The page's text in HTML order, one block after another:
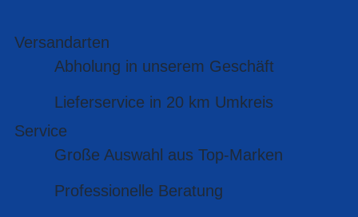
Versandarten
Abholung in unserem Geschäft
Lieferservice in 20 km Umkreis
Service
Große Auswahl aus Top-Marken
Professionelle Beratung